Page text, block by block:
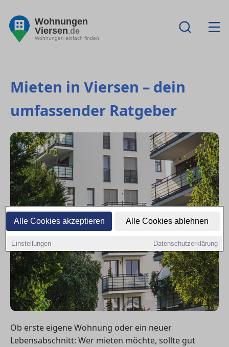
Alle Cookies akzeptieren Alle Cookies ablehnen
Einstellungen Datenschutzerklärung
Wohnungen
Viersen.de
Wohnungen einfach finden
Mieten in Viersen – dein
umfassender Ratgeber
Ob erste eigene Wohnung oder ein neuer
Lebensabschnitt: Wer mieten möchte, sollte gut